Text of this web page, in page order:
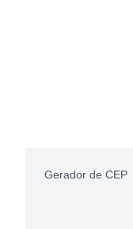
Gerador de CEP